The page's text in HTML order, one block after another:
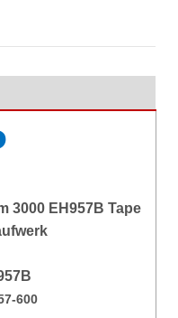
3000 EH957B Tape
600